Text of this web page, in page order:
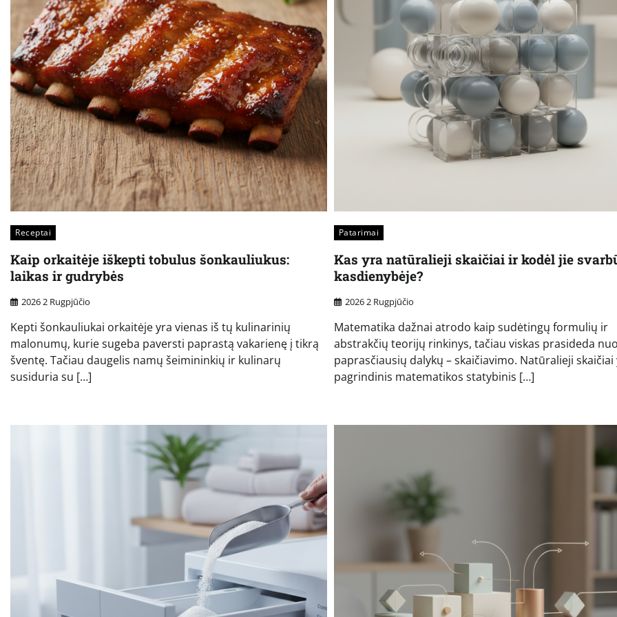
Receptai
Kaip orkaitėje iškepti tobulus šonkauliukus:
laikas ir gudrybės
2026 2 Rugpjūčio
Kepti šonkauliukai orkaitėje yra vienas iš tų kulinarinių
malonumų, kurie sugeba paversti paprastą vakarienę į tikrą
šventę. Tačiau daugelis namų šeimininkių ir kulinarų
susiduria su […]
Patarimai
Kas yra natūralieji skaičiai ir kodėl jie
kasdienybėje?
2026 2 Rugpjūčio
Matematika dažnai atrodo kaip sudėtingų formulių ir
abstrakčių teorijų rinkinys, tačiau viskas prasideda
paprasčiausių dalykų – skaičiavimo. Natūralieji skaičiai
pagrindinis matematikos statybinis […]